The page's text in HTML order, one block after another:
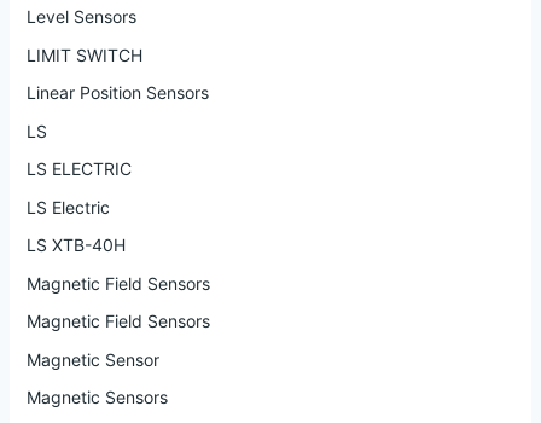
Level Sensors
LIMIT SWITCH
Linear Position Sensors
LS
LS ELECTRIC
LS Electric
LS XTB-40H
Magnetic Field Sensors
Magnetic Field Sensors
Magnetic Sensor
Magnetic Sensors